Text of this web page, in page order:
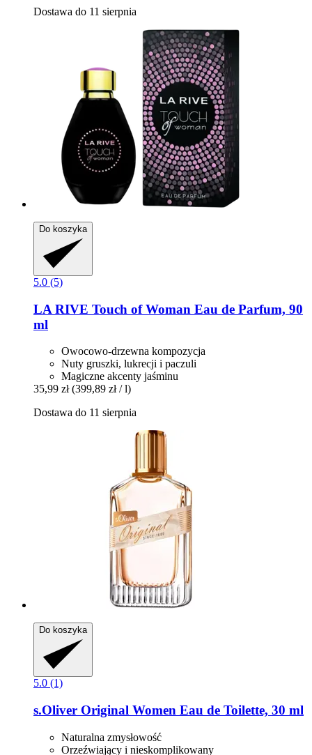
Dostawa do 11 sierpnia
Do koszyka
5.0 (5)
LA RIVE Touch of Woman Eau de Parfum, 90
ml
Owocowo-drzewna kompozycja
Nuty gruszki, lukrecji i paczuli
Magiczne akcenty jaśminu
35,99 zł (399,89 zł / l)
Dostawa do 11 sierpnia
Do koszyka
5.0 (1)
s.Oliver Original Women Eau de Toilette, 30 ml
Naturalna zmysłowość
Orzeźwiający i nieskomplikowany